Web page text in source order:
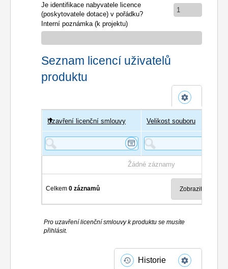
Je identifikace nabyvatele licence
(poskytovatele dotace) v pořádku?
1
Interní poznámka (k projektu)
Seznam licencí uživatelů
produktu
Uživatel
Uzavření licenční smlouvy Velikost souboru
Žádné záznamy
Celkem0 záznamů
Pro uzavření licenční smlouvy k produktu se musíte
přihlásit.
Historie